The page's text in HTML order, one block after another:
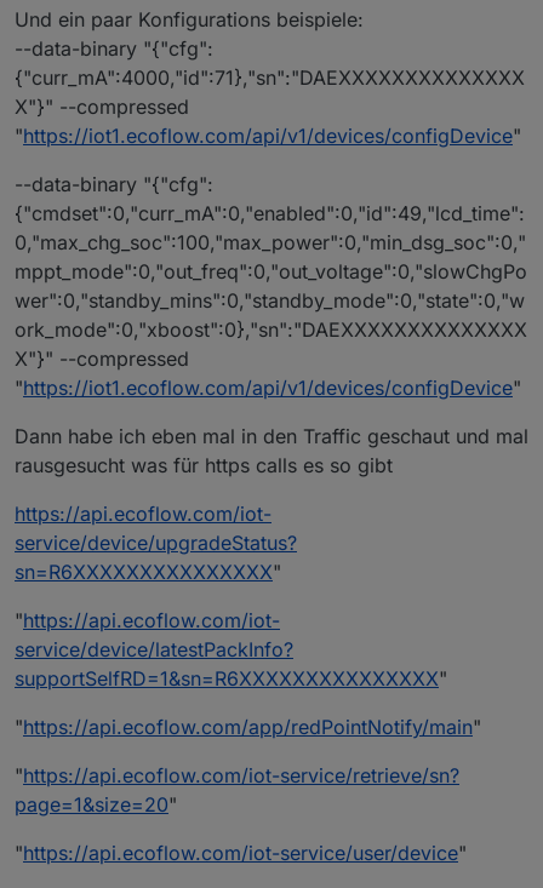
Und ein paar Konfigurations beispiele:
--data-binary "{"cfg":
{"curr_mA":4000,"id":71},"sn":"DAEXXXXXXXXXXXXXX
X"}" --compressed
"https://iot1.ecoflow.com/api/v1/devices/configDevice"
--data-binary "{"cfg":
{"cmdset":0,"curr_mA":0,"enabled":0,"id":49,"lcd_time":
0,"max_chg_soc":100,"max_power":0,"min_dsg_soc":0,"
mppt_mode":0,"out_freq":0,"out_voltage":0,"slowChgPo
wer":0,"standby_mins":0,"standby_mode":0,"state":0,"w
ork_mode":0,"xboost":0},"sn":"DAEXXXXXXXXXXXXXX
X"}" --compressed
"https://iot1.ecoflow.com/api/v1/devices/configDevice"
Dann habe ich eben mal in den Traffic geschaut und mal
rausgesucht was für https calls es so gibt
https://api.ecoflow.com/iot-
service/device/upgradeStatus?
sn=R6XXXXXXXXXXXXXXX"
"https://api.ecoflow.com/iot-
service/device/latestPackInfo?
supportSelfRD=1&sn=R6XXXXXXXXXXXXXXX"
"https://api.ecoflow.com/app/redPointNotify/main"
"https://api.ecoflow.com/iot-service/retrieve/sn?
page=1&size=20"
"https://api.ecoflow.com/iot-service/user/device"